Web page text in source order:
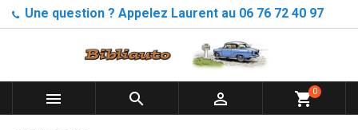
Une question ? Appelez Laurent au 06 76 72 40 97
   shopping_cart0